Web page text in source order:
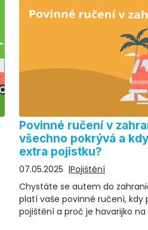
Povinné ručení v
všechno pokrývá a
extra pojistku?
07.05.2025
Pojištění
Chystáte se autem do
platí vaše povinné ručení,
pojištění a proč je havarijko